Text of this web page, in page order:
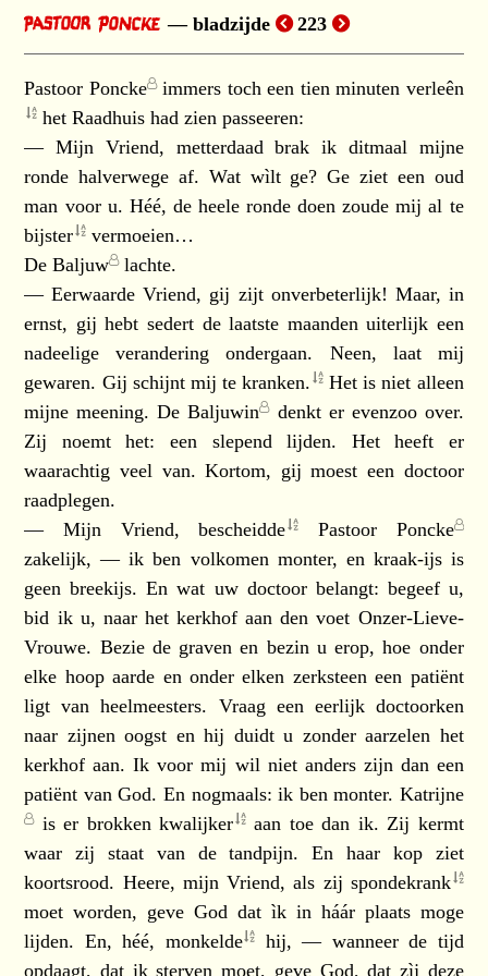
bladzijde 223
Pastoor Poncke immers toch een tien minuten verleên
het Raadhuis had zien passeeren:
— Mijn Vriend, metterdaad brak ik ditmaal mijne
ronde halverwege af. Wat wìlt ge? Ge ziet een oud
man voor u. Héé, de heele ronde doen zoude mij al te
bijster
vermoeien…
DeBaljuw lachte.
— Eerwaarde Vriend, gij zijt onverbeterlijk! Maar, in
ernst, gij hebt sedert de laatste maanden uiterlijk een
nadeelige verandering ondergaan. Neen, laat mij
gewaren. Gij schijnt mij tekranken.
Het is niet alleen
mijne meening. DeBaljuwin denkt er evenzoo over.
Zij noemt het: een slepend lijden. Het heeft er
waarachtig veel van. Kortom, gij moest een doctoor
raadplegen.
— Mijn Vriend,bescheidde
Pastoor Poncke
zakelijk, — ik ben volkomen monter, en kraak-ijs is
geen breekijs. En wat uw doctoor belangt: begeef u,
bid ik u, naar het kerkhof aan den voet Onzer-Lieve-
Vrouwe. Bezie de graven en bezin u erop, hoe onder
elke hoop aarde en onder elken zerksteen een patiënt
ligt van heelmeesters. Vraag een eerlijk doctoorken
naar zijnen oogst en hij duidt u zonder aarzelen het
kerkhof aan. Ik voor mij wil niet anders zijn dan een
patiënt van God. En nogmaals: ik ben monter. Katrijne
is er brokkenkwalijker aan toe dan ik. Zij kermt
waar zij staat van de tandpijn. En haar kop ziet
koortsrood. Heere, mijn Vriend, als zij spondekrank
moet worden, geve God dat ìk in háár plaats moge
lijden. En, héé, monkelde
hij, — wanneer de tijd
opdaagt, dat ik sterven moet, geve God, dat zìj deze